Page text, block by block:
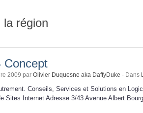
la région
Concept
2009 par Olivier Duquesne aka DaffyDuke - Dans
Conseils, Services et Solutions en
Sites Internet Adresse 3/43 Avenue Albert